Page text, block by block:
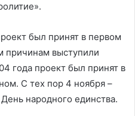
был принят в первом
причинам выступили
года проект был принят в
С тех пор 4 ноября –
народного единства.